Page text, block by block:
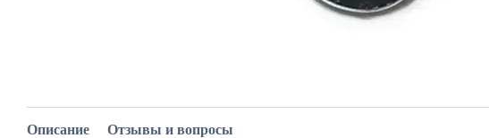
Описание Отзывы и вопросы